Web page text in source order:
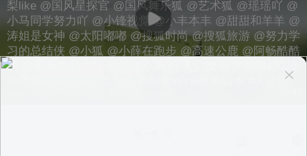
梨like @国风星探官 @国风舞乐狐 @艺术狐 @瑶瑶吖 @
小马同学努力吖 @小锋视觉 @小丰本丰 @甜甜和羊羊 @
涛姐是女神 @太阳嘟嘟 @搜狐时尚 @搜狐旅游 @努力学
习的总结侠 @小狐 @小薛在跑步 @高速公鹿 @阿畅酷酷
的 @爱跑步的小马 @无敌小凤 @溪宝22 @张朝阳#2026
秋季搜狐视频关注流大会 #地球online秋关副本 #关注流